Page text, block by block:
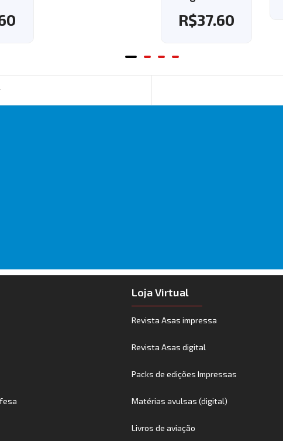
Loja Virtual
Revista Asas impressa
Revista Asas digital
Packs de edições Impressas
Matérias avulsas (digital)
Livros de aviação